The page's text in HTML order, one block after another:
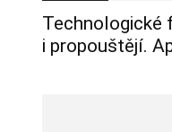
Technologické
i propouštějí.